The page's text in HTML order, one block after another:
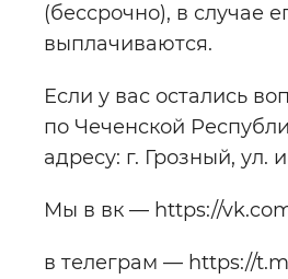
(бессрочно), в случае
выплачиваются.
Если у вас остались
по Чеченской
адресу: г. Грозный,
Мы в вк — https://
в телеграм — https://